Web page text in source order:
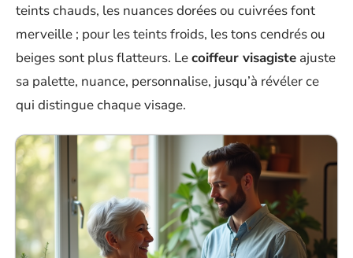
teints chauds, les nuances dorées ou cuivrées font
merveille ; pour les teints froids, les tons cendrés ou
beiges sont plus flatteurs. Lecoiffeur visagiste ajuste
sa palette, nuance, personnalise, jusqu’à révéler ce
qui distingue chaque visage.